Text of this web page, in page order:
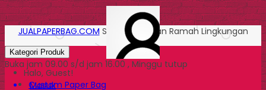
Halo, Guest!
Masuk
JUALPAPERBAG.COM Solusi Kemasan Ramah Lingkungan
Kategori Produk
Buka jam 09.00 s/d jam 16.00 , Minggu tutup
Custom Paper Bag